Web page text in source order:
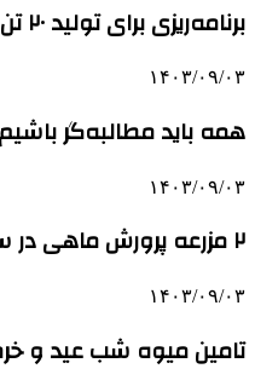
برنامه‌ریزی برای تولید ۲۰ تن خاویار در لرستان
۱۴۰۳/۰۹/۰۳
همه باید مطالبه‌گر
۱۴۰۳/۰۹/۰۳
۲ مزرعه پرورش ماهی در سلسله در حال ساخت است
۱۴۰۳/۰۹/۰۳
تامین میوه شب عید و